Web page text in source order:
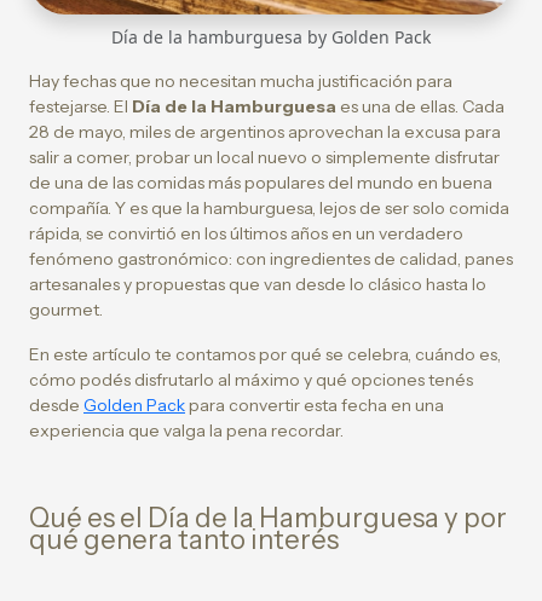
Día de la hamburguesa by Golden Pack
Hay fechas que no necesitan mucha justificación para
festejarse. El Día de la Hamburguesa es una de ellas. Cada
28 de mayo, miles de argentinos aprovechan la excusa para
salir a comer, probar un local nuevo o simplemente disfrutar
de una de las comidas más populares del mundo en buena
compañía. Y es que la hamburguesa, lejos de ser solo comida
rápida, se convirtió en los últimos años en un verdadero
fenómeno gastronómico: con ingredientes de calidad, panes
artesanales y propuestas que van desde lo clásico hasta lo
gourmet.
En este artículo te contamos por qué se celebra, cuándo es,
cómo podés disfrutarlo al máximo y qué opciones tenés
desde Golden Packpara convertir esta fecha en una
experiencia que valga la pena recordar.
Qué es el Día de la Hamburguesa y por
qué genera tanto interés